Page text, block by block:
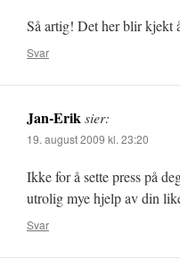
Så artig! Det her blir kjekt
Svar
Jan-Eriksier:
19. august 2009 kl. 23:20
Ikke for å sette press på
utrolig mye hjelp av din
Svar